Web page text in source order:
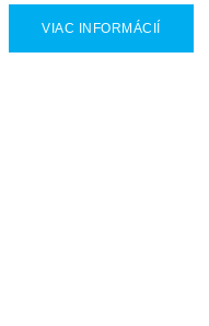
VIAC INFORMÁCIÍ